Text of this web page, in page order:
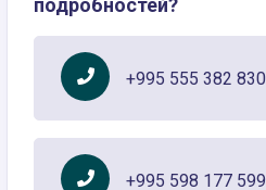
подробностей?
+995 555 382 830
+995 598 177 599